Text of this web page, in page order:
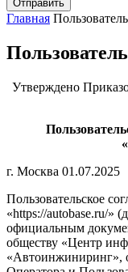
Отправить
Главная
Утверждено
г. Москва 01.07.2025
Пользовательское
«https://autobase.ru/»
официальным
обществу «Центр
«Автоинжиниринг»,